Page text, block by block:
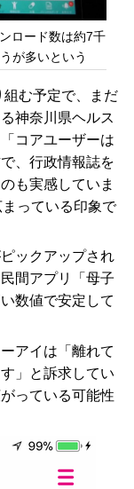
ロード数は約7千
が多いという
む予定で、まだ
神奈川県ヘルス
コアユーザーは
、行政情報誌を
も実感していま
っている印象で
ックアップされ
間アプリ「母子
数値で安定して
アイは「離れて
」と訴求してい
っている可能性